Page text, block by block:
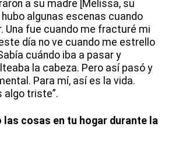
a su madre [Melissa, su
algunas escenas cuando
Una fue cuando me fracturé mi
día no ve cuando me estrello
cuándo iba a pasar y
la cabeza. Pero así pasó y
Para mí, así es la vida.
algo triste”.
las cosas en tu hogar durante la